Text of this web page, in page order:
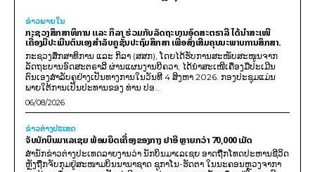
ຂ່າວພາຍ​ໃນ
ກະຊວງສຶກສາທິການ ແລະ ກິລາ ຮ່ວມກັບລັດຖະບານອົດສະຕຣາລີ ໄດ້ນຳສະເໜີ
ເຄື່ອງມືປະເມີນຕົນເອງສຳລັບຄູຊັ້ນປະຖົມສຶກສາ ເພື່ອສົ່ງເສີມຄຸນນະພາບການສຶກສາ.
ກະຊວງສຶກສາທິການ ແລະ ກິລາ (ສສກ), ໂດຍໄດ້ຮັບການສະໜັບສະໜູນຈາກ
ລັດຖະບານອົດສະຕຣາລີ ຜ່ານແຜນງານບີຄວາ, ໄດ້ນຳສະເໜີເຄື່ອງມືປະເມີນ
ຕົນເອງສຳລັບຄູຢ່າງເປັນທາງການໃນວັນທີ 4 ສິງຫາ 2026. ກອງປະຊຸມແມ່ນ
ພາຍໃຕ້ການເປັນປະທານຂອງ ທ່ານ ປອ...
06/08/2026
ຂ່າວຕ່າງປະເທດ
ຈັບນັກບິນມາເລເຊຍ ພ້ອມຍຶດເຄື່ອງຂອງກາງ ຢາອີ ຫຼາຍກວ່າ 70,000 ເມັດ
ສຳນັກຂ່າວຕ່າງປະເທດລາຍງານວ່າ ນັກບິນມາເລເຊຍ ອາດຖືກໂທດປະຫານຊີວິດ
ຫຼັງຖືກຈັບກຸມຢູ່ສະໜາມບິນນານາຊາດ ຊູກາໂນ-ຮັດຕາ ໃນນະຄອນຫຼວງຈາກາ